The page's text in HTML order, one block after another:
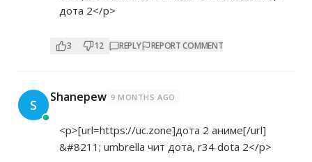
дота 2</p>
3 12 REPLY REPORT COMMENT
S Shanepew 9 MONTHS AGO
<p>[url=https://uc.zone]дота 2 аниме[/url]
&#8211; umbrella чит дота, r34 dota 2</p>